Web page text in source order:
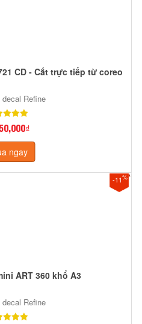
CD - Cắt trực tiếp từ coreo
Refine
ngay
-11%
ART 360 khổ A3
Refine